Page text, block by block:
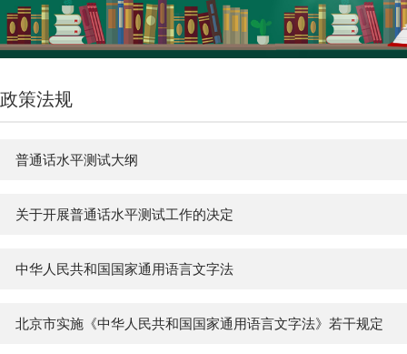
政策法规
普通话水平测试大纲
关于开展普通话水平测试工作的决定
中华人民共和国国家通用语言文字法
北京市实施《中华人民共和国国家通用语言文字法》若干规定